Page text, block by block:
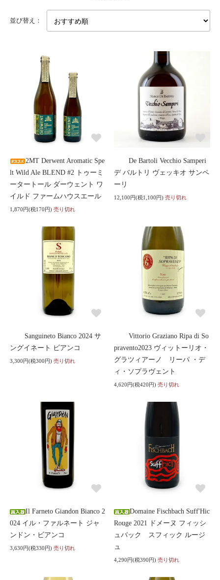
並び替え：
2MT Derwent Aromatic Spe
lt Wild Ale BLEND #2 トゥーミ
ータートール ダーウェント ワ
イルド ファームハウスエール
1,870円(税170円) 売り切れ
De Bartoli Vecchio Samperi
デ バルトリ ヴェッキオ サンペ
ーリ
12,100円(税1,100円) 売り切れ
Sanguineto Bianco 2024 サ
ングイネート ビアンコ
3,300円(税300円) 売り切れ
Vittorio Graziano Ripa di So
pravento2023 ヴィットーリオ・
グラツィアーノ リーパ ・デ
ィ・ソプラヴェント
4,620円(税420円) 売り切れ
Il Farneto Giandon Bianco 2
024 イル・ファルネート ジャ
ンドン・ビアンコ
3,630円(税330円) 売り切れ
Domaine Fischbach Suff'Hic
Rouge 2021 ドメーヌ フィッシ
ュバック スフィック ルージ
ュ
4,290円(税390円) 売り切れ